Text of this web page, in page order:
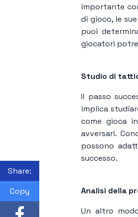
importante
di gioco, le
puoi
giocatori
Studio di
Il passo
implica
come gioca
avversari.
possono
successo.
Analisi della
Un altro
Share:
Copy